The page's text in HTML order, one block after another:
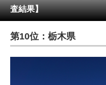
メディア
注目記事を集めた総合ページ
ITの今と未来を見通す
査結果】
第10位：栃木県